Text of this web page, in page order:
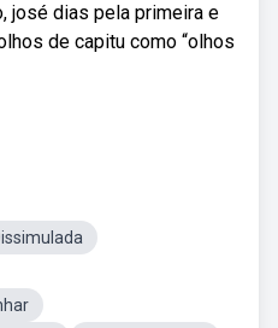
josé dias pela primeira e
de capitu como “olhos